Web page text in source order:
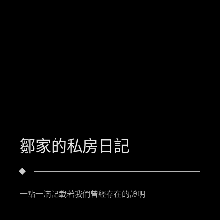
鄒家的私房日記
一點一滴記載著我們曾經存在的證明